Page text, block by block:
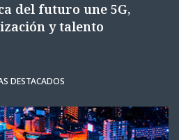
del futuro une 5G,
y talento
DESTACADOS